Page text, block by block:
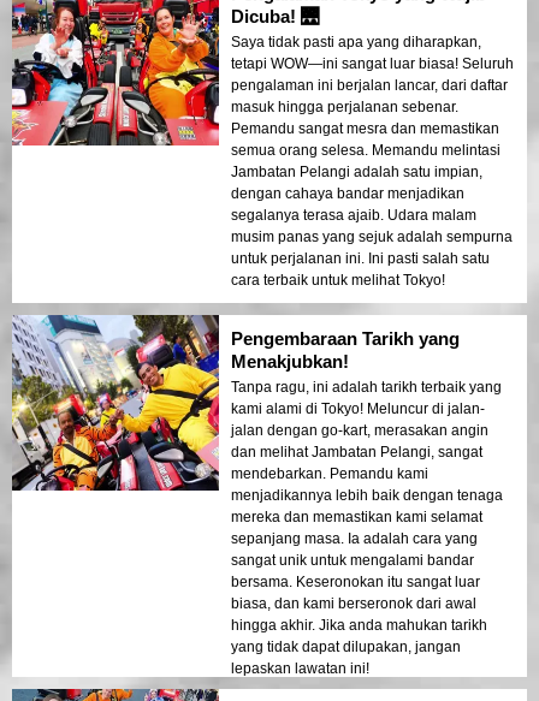
Dicuba! 🌉
Saya tidak pasti apa yang diharapkan,
tetapi WOW—ini sangat luar biasa! Seluruh
pengalaman ini berjalan lancar, dari daftar
masuk hingga perjalanan sebenar.
Pemandu sangat mesra dan memastikan
semua orang selesa. Memandu melintasi
Jambatan Pelangi adalah satu impian,
dengan cahaya bandar menjadikan
segalanya terasa ajaib. Udara malam
musim panas yang sejuk adalah sempurna
untuk perjalanan ini. Ini pasti salah satu
cara terbaik untuk melihat Tokyo!
Pengembaraan Tarikh yang
Menakjubkan!
Tanpa ragu, ini adalah tarikh terbaik yang
kami alami di Tokyo! Meluncur di jalan-
jalan dengan go-kart, merasakan angin
dan melihat Jambatan Pelangi, sangat
mendebarkan. Pemandu kami
menjadikannya lebih baik dengan tenaga
mereka dan memastikan kami selamat
sepanjang masa. Ia adalah cara yang
sangat unik untuk mengalami bandar
bersama. Keseronokan itu sangat luar
biasa, dan kami berseronok dari awal
hingga akhir. Jika anda mahukan tarikh
yang tidak dapat dilupakan, jangan
lepaskan lawatan ini!